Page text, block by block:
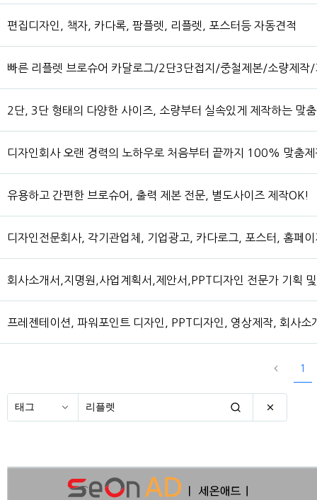
편집디자인, 책자, 카다록, 팜플렛, 리플렛, 포스터등 자동견적
빠른 리플렛 브로슈어 카달로그/2단3단접지/중철제본/소량제작/
2단, 3단 형태의 다양한 사이즈, 소량부터 실속있게 제작하는 맞
디자인회사 오랜 경력의 노하우로 처음부터 끝까지 100% 맞춤제
유용하고 간편한 브로슈어, 출력 제본 전문, 별도사이즈 제작OK!
디자인전문회사, 각기관업체, 기업광고, 카다로그, 포스터, 홈페
회사소개서,지명원,사업계획서,제안서,PPT디자인 전문가 기획
프레젠테이션, 파워포인트 디자인, PPT디자인, 영상제작, 회사소
1